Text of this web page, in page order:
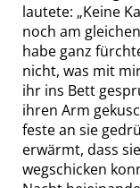
lautete: „Keine
noch am
habe ganz
nicht, was mit
ihr ins Bett
ihren Arm
feste an sie
erwärmt, dass
wegschicken